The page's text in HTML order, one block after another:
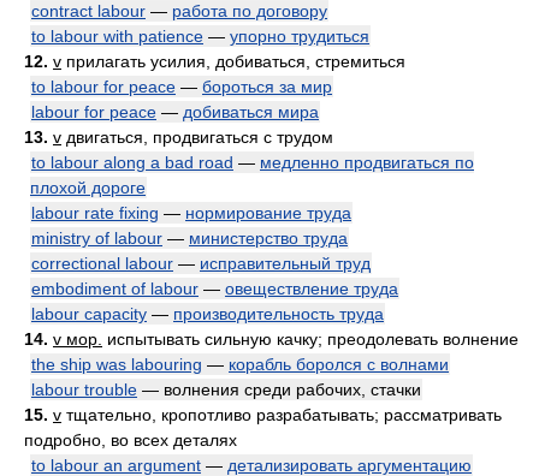
contract labour — работа по договору
to labour with patience — упорно трудиться
12. v прилагать усилия, добиваться, стремиться
to labour for peace — бороться за мир
labour for peace — добиваться мира
13. v двигаться, продвигаться с трудом
to labour along a bad road — медленно продвигаться по
плохой дороге
labour rate fixing — нормирование труда
ministry of labour — министерство труда
correctional labour — исправительный труд
embodiment of labour — овеществление труда
labour capacity — производительность труда
14. v мор. испытывать сильную качку; преодолевать волнение
the ship was labouring — корабль боролся с волнами
labour trouble — волнения среди рабочих, стачки
15. v тщательно, кропотливо разрабатывать; рассматривать
подробно, во всех деталях
to labour an argument — детализировать аргументацию